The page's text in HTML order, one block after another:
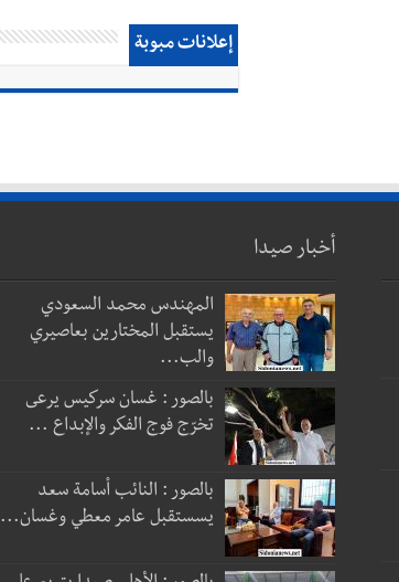
إعلانات مبوبة
أخبار صيدا
المهندس محمد السعودي
يستقبل المختارين بعاصيري
والب...
بالصور : غسان سركيس يرعى
تخرّج فوج الفكر والإبداع ...
بالصور : النائب أسامة سعد
يسستقبل عامر معطي وغسان...